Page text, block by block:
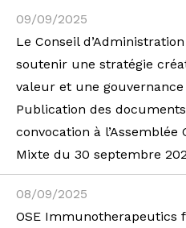
09/09/2025
Le Conseil
soutenir une stratégie
valeur et une
Publication des
convocation à l’Assemblée
Mixte du 30 septembre
08/09/2025
OSE Immunotherapeutics